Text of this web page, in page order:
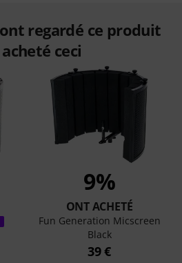
regardé ce produit
ceci
9%
ONT ACHETÉ
Fun Generation Micscreen
Black
39 €